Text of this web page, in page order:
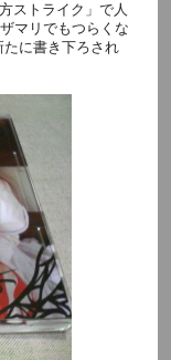
ストライク」で人
マリでもつらくな
に書き下ろされ